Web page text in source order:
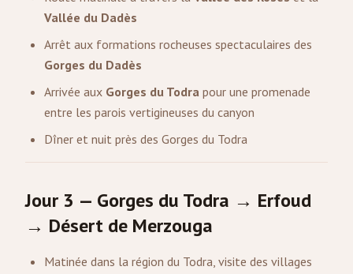
Vallée du Dadès
Arrêt aux formations rocheuses spectaculaires des
Gorges du Dadès
Arrivée aux Gorges du Todra pour une promenade
entre les parois vertigineuses du canyon
Dîner et nuit près des Gorges du Todra
Jour 3 — Gorges du Todra → Erfoud
→ Désert de Merzouga
Matinée dans la région du Todra, visite des villages